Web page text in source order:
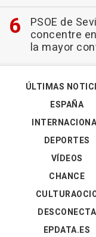
PSOE de
concentre
la mayor
ÚLTIMAS
ESPAÑA
DEPORTES
VÍDEOS
CHANCE
DESCONECTA
EPDATA.ES